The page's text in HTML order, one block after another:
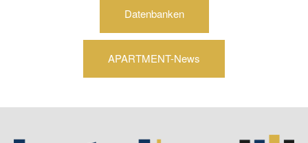
Datenbanken
APARTMENT-News